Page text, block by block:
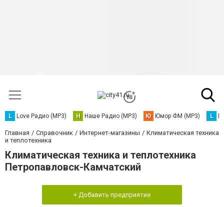
L Love Радио (MP3) Н Наше Радио (MP3) Ю Юмор ФМ (MP3) L
Главная Справочник Интернет-магазины
Климатическая техника
и теплотехника
Климатическая техника и теплотехника
Петропавловск-Камчатский
+ Добавить предприятие